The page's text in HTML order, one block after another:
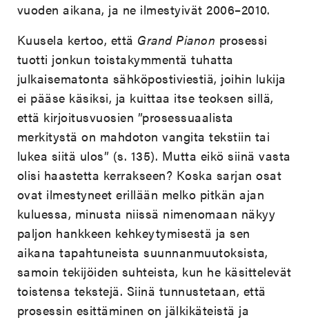
vuoden aikana, ja ne ilmestyivät 2006–2010.
Kuusela kertoo, että Grand Pianon prosessi
tuotti jonkun toistakymmentä tuhatta
julkaisematonta sähköpostiviestiä, joihin lukija
ei pääse käsiksi, ja kuittaa itse teoksen sillä,
että kirjoitusvuosien ”prosessuaalista
merkitystä on mahdoton vangita tekstiin tai
lukea siitä ulos” (s. 135). Mutta eikö siinä vasta
olisi haastetta kerrakseen? Koska sarjan osat
ovat ilmestyneet erillään melko pitkän ajan
kuluessa, minusta niissä nimenomaan näkyy
paljon hankkeen kehkeytymisestä ja sen
aikana tapahtuneista suunnanmuutoksista,
samoin tekijöiden suhteista, kun he käsittelevät
toistensa tekstejä. Siinä tunnustetaan, että
prosessin esittäminen on jälkikäteistä ja